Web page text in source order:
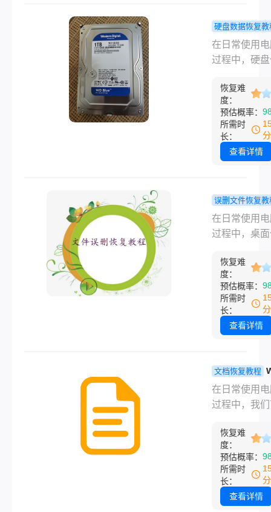
据瞬间消失
这种情况，
户会感到手
措，担心数
远无法找回
际上，只要
确的恢复策
们仍有可能
的硬盘中恢
分甚至全部
复的详细文
硬盘数据恢复教
盘数据被误
如何恢复？
在日常使用
过程中，硬
数据和文件
备，其安全
重要。然而
各种原因，
失误、软件
盘上的数据
面对这种情
多用户会感
和无助，担
将永远无法
但实际上，
取正确的恢
略，我们仍
从误删的硬
复出丢失的
何恢复的详
章。
恢复难
度：
预估概率：
所需时
长：
查看详情
误删文件恢复教
删电脑桌面
如何恢复？
回！
在日常使用
过程中，桌
和快捷方式
域，经常承
量重要数据
而，由于操
或误点击等
除，导致重
瞬间消失。
种情况，许
助。但请放
过一些有效
策略，我们
能找回误删
文件。以下
关于误删电
恢复难
度：
预估概率：
所需时
长：
查看详情
文档恢复教程
文档回收站
后如何恢复
选择！
在日常使用
过程中，我
他原因，将
Word文档放
站并进行了
这种情况下
可能会感到
恢复难
度：
预估概率：
所需时
长：
查看详情